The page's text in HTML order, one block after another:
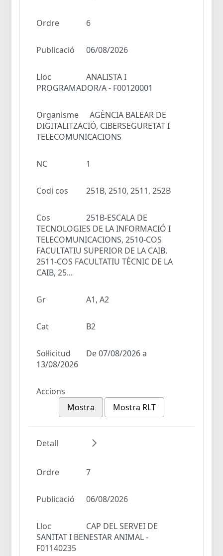
Ordre 6
Publicació 06/08/2026
Lloc
ANALISTA I
PROGRAMADOR/A - F00120001
Organisme
AGÈNCIA BALEAR DE
DIGITALITZACIÓ, CIBERSEGURETAT I
TELECOMUNICACIONS
NC 1
Codi cos 251B, 2510, 2511, 252B
Cos
251B-ESCALA DE
TECNOLOGIES DE LA INFORMACIÓ I
TELECOMUNICACIONS, 2510-COS
FACULTATIU SUPERIOR DE LA CAIB,
2511-COS FACULTATIU TÈCNIC DE LA
CAIB, 25...
Gr A1, A2
Cat B2
Sol·licitud
De 07/08/2026 a
13/08/2026
Accions
Mostra
Mostra RLT
Detall
Ordre 7
Publicació 06/08/2026
Lloc
CAP DEL SERVEI DE
SANITAT I BENESTAR ANIMAL -
F01140235